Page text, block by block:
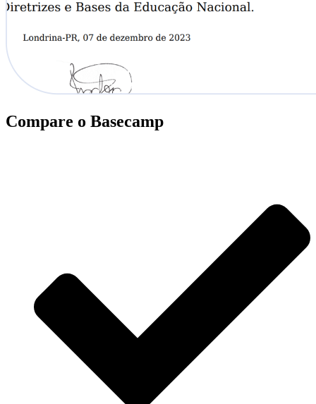
Compare o Basecamp